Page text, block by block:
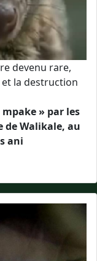
devenu rare,
la destruction
» par les
Walikale, au
ani